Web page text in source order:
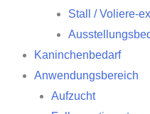
Stall / Voliere-
Kaninchenbedarf
Anwendungsbereich
Aufzucht